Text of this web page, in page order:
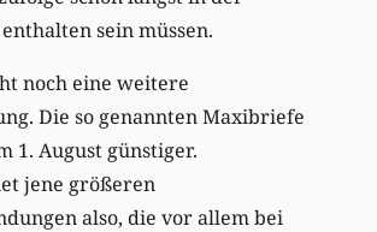
sein müssen.
noch eine weitere
Die so genannten Maxibriefe
1. August günstiger.
jene größeren
also, die vor allem bei